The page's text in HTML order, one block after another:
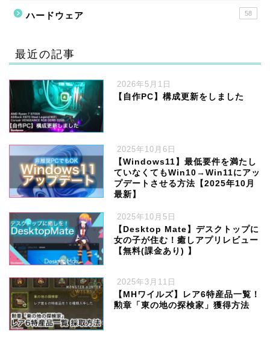
ハードウェア 58
最近の記事
2026年5月1日
【自作PC】構成更新をしました
2025年10月6日
【Windows11】最低要件を満たし
ていなくてもWin10→Win11にアッ
プデートさせる方法【2025年10月
最新】
2025年10月5日
【Desktop Mate】デスクトップに
女の子が住む！癒しアプリレビュー
【無料(課金あり) 】
2025年3月11日
【MHワイルズ】レア6特産品一覧！
勲章「東の地の探検家」獲得方法